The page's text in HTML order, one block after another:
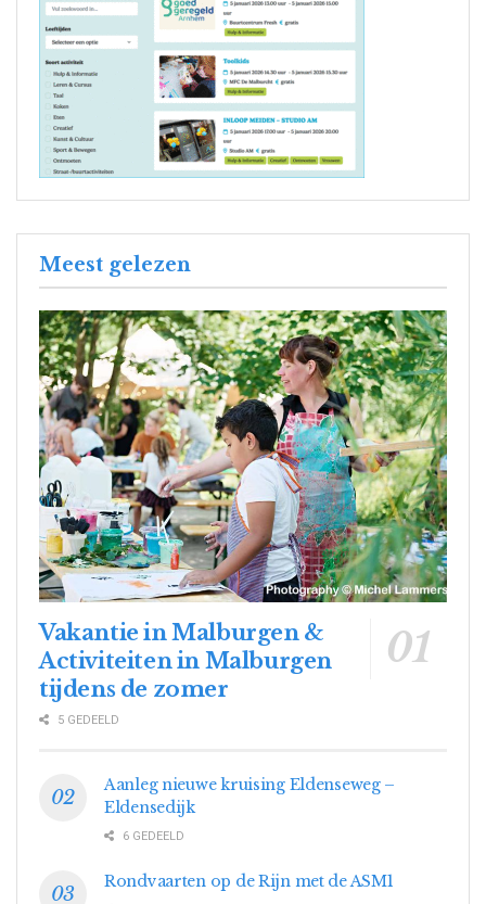
Meest gelezen
Vakantie in Malburgen &
Activiteiten in Malburgen
tijdens de zomer
5 GEDEELD
Aanleg nieuwe kruising Eldenseweg –
Eldensedijk
6 GEDEELD
Rondvaarten op de Rijn met de ASM1